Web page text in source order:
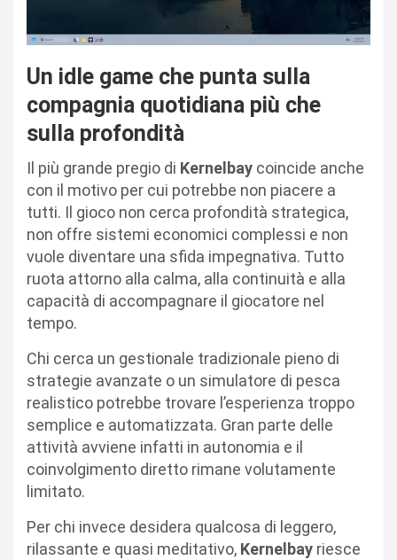
Un idle game che punta sulla
compagnia quotidiana più che
sulla profondità
Il più grande pregio di Kernelbay coincide anche
con il motivo per cui potrebbe non piacere a
tutti. Il gioco non cerca profondità strategica,
non offre sistemi economici complessi e non
vuole diventare una sfida impegnativa. Tutto
ruota attorno alla calma, alla continuità e alla
capacità di accompagnare il giocatore nel
tempo.
Chi cerca un gestionale tradizionale pieno di
strategie avanzate o un simulatore di pesca
realistico potrebbe trovare l’esperienza troppo
semplice e automatizzata. Gran parte delle
attività avviene infatti in autonomia e il
coinvolgimento diretto rimane volutamente
limitato.
Per chi invece desidera qualcosa di leggero,
rilassante e quasi meditativo, Kernelbay riesce